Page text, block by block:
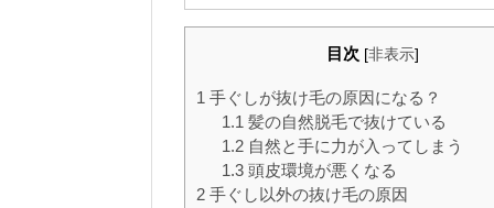
目次 [非表示]
1 手ぐしが抜け毛の原因になる？
1.1 髪の自然脱毛で抜けている
1.2自然と手に力が入ってしまう
1.3頭皮環境が悪くなる
2 手ぐし以外の抜け毛の原因